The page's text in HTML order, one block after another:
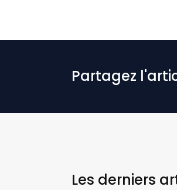
Partagez
Les derniers